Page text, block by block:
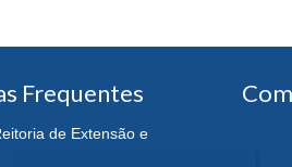
Frequentes
de Extensão e